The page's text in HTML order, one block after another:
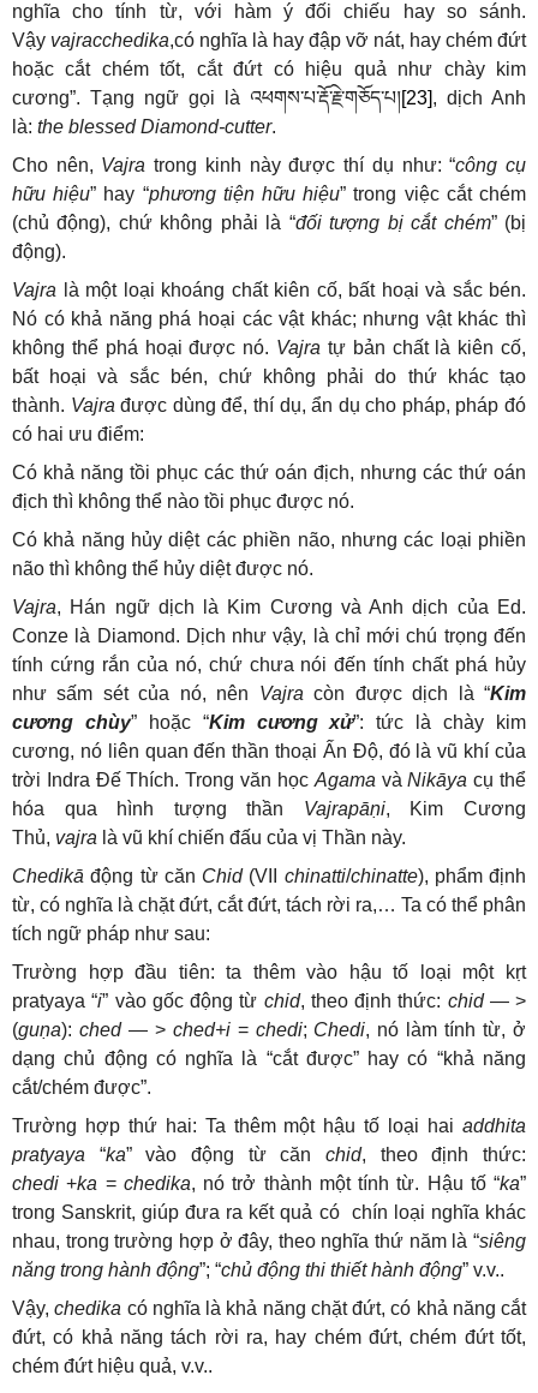
nghĩa cho tính từ, với hàm ý đối chiếu hay so sánh.
Vậy vajracchedika,có nghĩa là hay đập vỡ nát, hay chém đứt
hoặc cắt chém tốt, cắt đứt có hiệu quả như chày kim
cương”. Tạng ngữ gọi là འཕགས་པ་རྡོ་རྗེ་གཅོད་པ།[23], dịch Anh
là: the blessed Diamond-cutter.
Cho nên, Vajra trong kinh này được thí dụ như: “công cụ
hữu hiệu” hay “phương tiện hữu hiệu” trong việc cắt chém
(chủ động), chứ không phải là “đối tượng bị cắt chém” (bị
động).
Vajra
là một loại khoáng chất kiên cố, bất hoại và sắc bén.
Nó có khả năng phá hoại các vật khác; nhưng vật khác thì
không thể phá hoại được nó. Vajra tự bản chất là kiên cố,
bất hoại và sắc bén, chứ không phải do thứ khác tạo
thành. Vajra được dùng để, thí dụ, ẩn dụ cho pháp, pháp đó
có hai ưu điểm:
Có khả năng tồi phục các thứ oán địch, nhưng các thứ oán
địch thì không thể nào tồi phục được nó.
Có khả năng hủy diệt các phiền não, nhưng các loại phiền
não thì không thể hủy diệt được nó.
Vajra, Hán ngữ dịch là Kim Cương và Anh dịch của Ed.
Conze là Diamond. Dịch như vậy, là chỉ mới chú trọng đến
tính cứng rắn của nó, chứ chưa nói đến tính chất phá hủy
như sấm sét của nó, nên
Vajra còn được dịch là “Kim
cương chùy” hoặc “Kim cương xử”: tức là chày kim
cương, nó liên quan đến thần thoại Ấn Độ, đó là vũ khí của
trời Indra Đế Thích. Trong văn học Agama và Nikāya cụ thể
hóa qua hình tượng thần
Vajrapāṇi, Kim Cương
Thủ, vajra là vũ khí chiến đấu của vị Thần này.
Chedikā động từ căn Chid (VII chinatti/chinatte), phẩm định
từ, có nghĩa là chặt đứt, cắt đứt, tách rời ra,… Ta có thể phân
tích ngữ pháp như sau:
Trường hợp đầu tiên: ta thêm vào hậu tố loại một kṛt
pratyaya “i” vào gốc động từ chid, theo định thức: chid — >
(guṇa): ched — > ched+i = chedi; Chedi, nó làm tính từ, ở
dạng chủ động có nghĩa là “cắt được” hay có “khả năng
cắt/chém được”.
Trường hợp thứ hai: Ta thêm một hậu tố loại hai addhita
pratyaya
“ka” vào động từ căn chid, theo định thức:
chedi +ka = chedika, nó trở thành một tính từ. Hậu tố “ka”
trong Sanskrit, giúp đưa ra kết quả có chín loại nghĩa khác
nhau, trong trường hợp ở đây, theo nghĩa thứ năm là “siêng
năng trong hành động”; “chủ động thi thiết hành động” v.v..
Vậy, chedika có nghĩa là khả năng chặt đứt, có khả năng cắt
đứt, có khả năng tách rời ra, hay chém đứt, chém đứt tốt,
chém đứt hiệu quả, v.v..